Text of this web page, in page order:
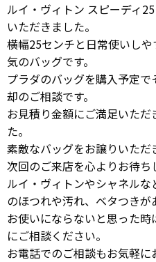
ルイ・ヴィトン スピーディ
いただきました。
横幅25センチと日常使いし
気のバッグです。
プラダのバッグを購入予定
却のご相談です。
お見積り金額にご満足いた
た。
素敵なバッグをお譲りいただ
次回のご来店を心よりお待ち
ルイ・ヴィトンやシャネル
のほつれや汚れ、ベタつきが
お使いにならないと思った
にご相談ください。
お電話でのご相談もお気軽に